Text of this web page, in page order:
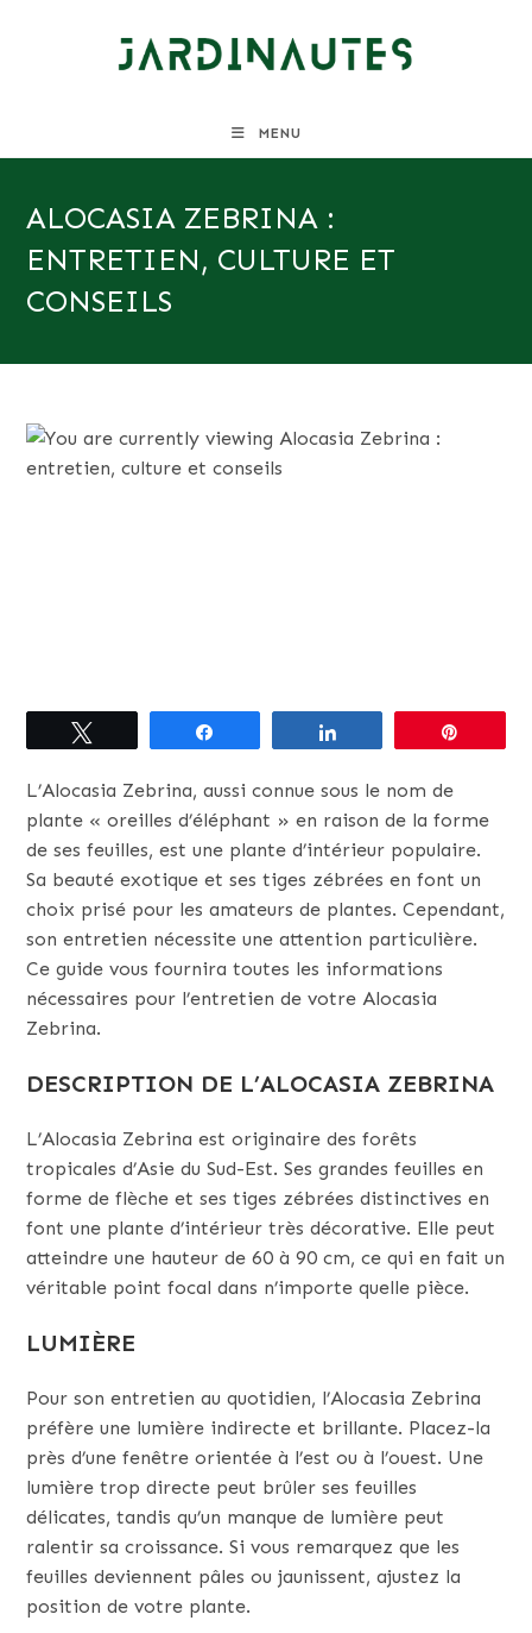
MENU
ALOCASIA ZEBRINA :
ENTRETIEN, CULTURE ET
CONSEILS
L’Alocasia Zebrina, aussi connue sous le nom de
plante « oreilles d’éléphant » en raison de la forme
de ses feuilles, est une plante d’intérieur populaire.
Sa beauté exotique et ses tiges zébrées en font un
choix prisé pour les amateurs de plantes. Cependant,
son entretien nécessite une attention particulière.
Ce guide vous fournira toutes les informations
nécessaires pour l’entretien de votre Alocasia
Zebrina.
DESCRIPTION DE L’ALOCASIA ZEBRINA
L’Alocasia Zebrina est originaire des forêts
tropicales d’Asie du Sud-Est. Ses grandes feuilles en
forme de flèche et ses tiges zébrées distinctives en
font une plante d’intérieur très décorative. Elle peut
atteindre une hauteur de 60 à 90 cm, ce qui en fait un
véritable point focal dans n’importe quelle pièce.
LUMIÈRE
Pour son entretien au quotidien, l’Alocasia Zebrina
préfère une lumière indirecte et brillante. Placez-la
près d’une fenêtre orientée à l’est ou à l’ouest. Une
lumière trop directe peut brûler ses feuilles
délicates, tandis qu’un manque de lumière peut
ralentir sa croissance. Si vous remarquez que les
feuilles deviennent pâles ou jaunissent, ajustez la
position de votre plante.